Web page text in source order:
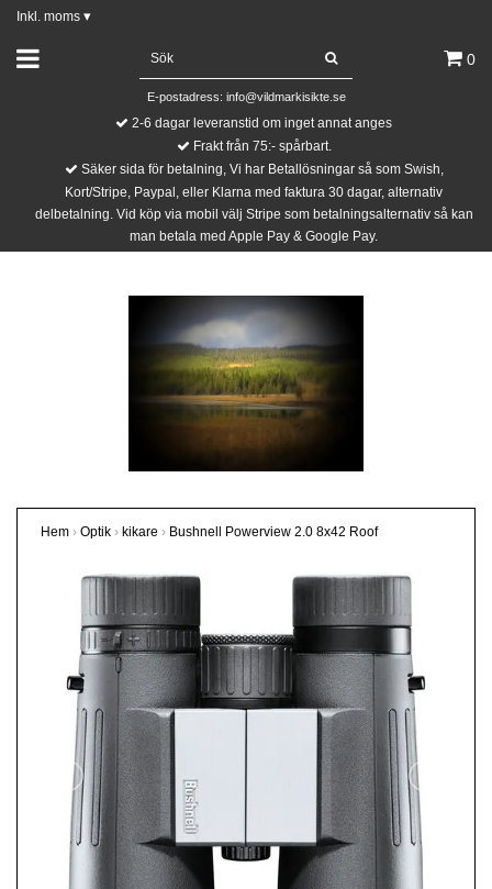
Inkl. moms ▾
0
E-postadress: info@vildmarkisikte.se
2-6 dagar leveranstid om inget annat anges
Frakt från 75:- spårbart.
Säker sida för betalning, Vi har Betallösningar så som Swish,
Kort/Stripe, Paypal, eller Klarna med faktura 30 dagar, alternativ
delbetalning. Vid köp via mobil välj Stripe som betalningsalternativ så kan
man betala med Apple Pay & Google Pay.
Hem › Optik › kikare › Bushnell Powerview 2.0 8x42 Roof